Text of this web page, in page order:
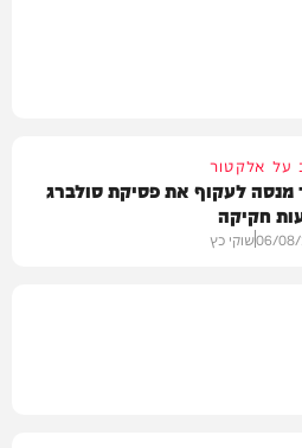
על אלקטור
מנסה לעקוף את פסיקת סולברג
חקיקה
06/שוקי כץ